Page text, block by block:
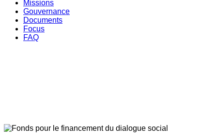
Missions
Gouvernance
Documents
Focus
FAQ